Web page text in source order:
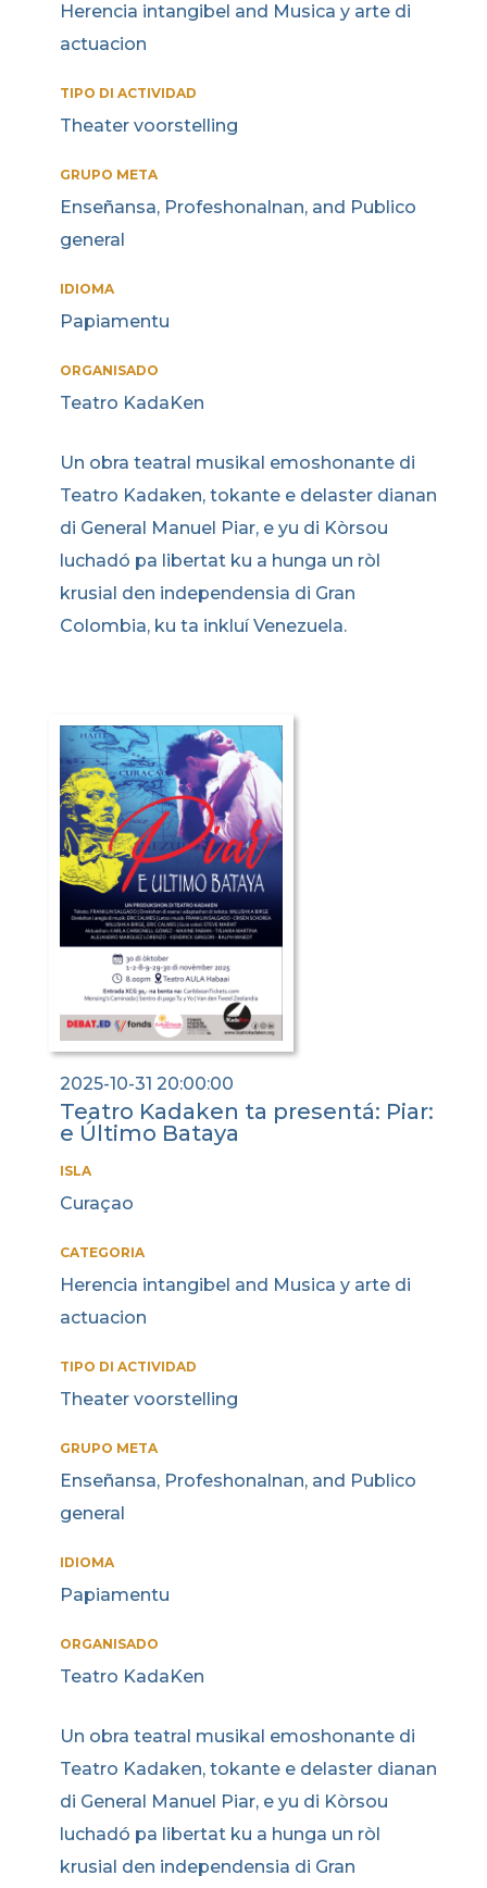
Herencia intangibel and Musica y arte di
actuacion
TIPO DI ACTIVIDAD
Theater voorstelling
GRUPO META
Enseñansa, Profeshonalnan, and Publico
general
IDIOMA
Papiamentu
ORGANISADO
Teatro KadaKen
Un obra teatral musikal emoshonante di
Teatro Kadaken, tokante e delaster dianan
di General Manuel Piar, e yu di Kòrsou
luchadó pa libertat ku a hunga un ròl
krusial den independensia di Gran
Colombia, ku ta inkluí Venezuela.
2025-10-31 20:00:00
Teatro Kadaken ta presentá: Piar:
e Último Bataya
ISLA
Curaçao
CATEGORIA
Herencia intangibel and Musica y arte di
actuacion
TIPO DI ACTIVIDAD
Theater voorstelling
GRUPO META
Enseñansa, Profeshonalnan, and Publico
general
IDIOMA
Papiamentu
ORGANISADO
Teatro KadaKen
Un obra teatral musikal emoshonante di
Teatro Kadaken, tokante e delaster dianan
di General Manuel Piar, e yu di Kòrsou
luchadó pa libertat ku a hunga un ròl
krusial den independensia di Gran